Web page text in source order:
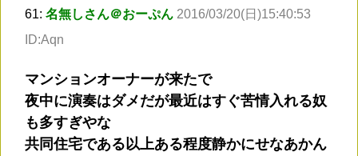
61: 名無しさん＠おーぷん 2016/03/20(日)15:40:53
ID:Aqn
マンションオーナーが来たで
夜中に演奏はダメだが最近はすぐ苦情入れる奴
も多すぎやな
共同住宅である以上ある程度静かにせなあかん